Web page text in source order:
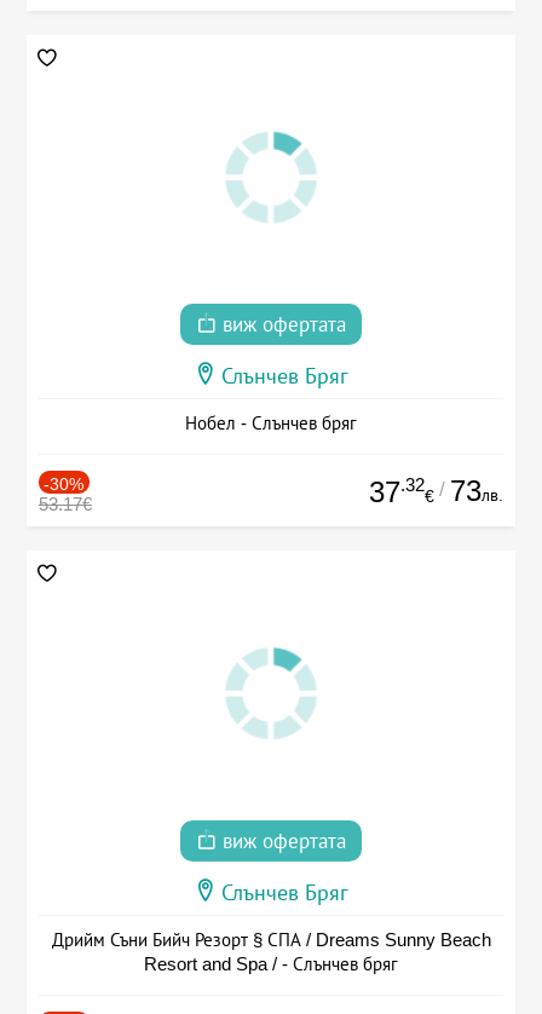
виж офертата
Слънчев Бряг
Нобел - Слънчев бряг
-30%
53.17€ 37.32
€ / 73лв.
виж офертата
Слънчев Бряг
Дрийм Съни Бийч Резорт § СПА / Dreams Sunny Beach
Resort and Spa / - Слънчев бряг